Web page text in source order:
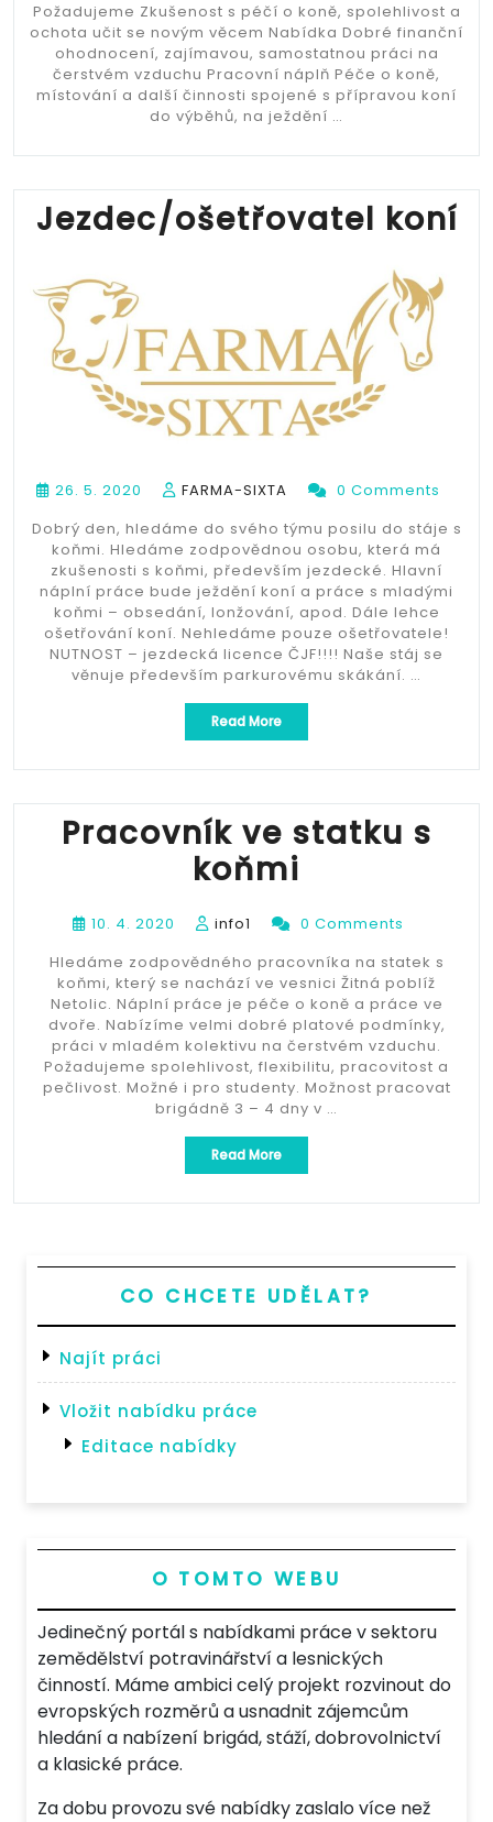
Požadujeme Zkušenost s péčí o koně, spolehlivost a
ochota učit se novým věcem Nabídka Dobré finanční
ohodnocení, zajímavou, samostatnou práci na
čerstvém vzduchu Pracovní náplň Péče o koně,
místování a další činnosti spojené s přípravou koní
do výběhů, na ježdění …
Jezdec/ošetřovatel koní
26. 5. 2020 FARMA-SIXTA
0 Comments
Dobrý den, hledáme do svého týmu posilu do stáje s
koňmi. Hledáme zodpovědnou osobu, která má
zkušenosti s koňmi, především jezdecké. Hlavní
náplní práce bude ježdění koní a práce s mladými
koňmi – obsedání, lonžování, apod. Dále lehce
ošetřování koní. Nehledáme pouze ošetřovatele!
NUTNOST – jezdecká licence ČJF!!!! Naše stáj se
věnuje především parkurovému skákání. …
Read More„Jezdec/ošetřovatel
koní“
Pracovník ve statku s
koňmi
10. 4. 2020 info1
0 Comments
Hledáme zodpovědného pracovníka na statek s
koňmi, který se nachází ve vesnici Žitná poblíž
Netolic. Náplní práce je péče o koně a práce ve
dvoře. Nabízíme velmi dobré platové podmínky,
práci v mladém kolektivu na čerstvém vzduchu.
Požadujeme spolehlivost, flexibilitu, pracovitost a
pečlivost. Možné i pro studenty. Možnost pracovat
brigádně 3 – 4 dny v …
Read More„Pracovník
ve
CO CHCETE UDĚLAT?
Najít práci
Vložit nabídku práce
Editace nabídky
O TOMTO WEBU
Jedinečný portál s nabídkami práce v sektoru
zemědělství potravinářství a lesnických
činností. Máme ambici celý projekt rozvinout do
evropských rozměrů a usnadnit zájemcům
hledání a nabízení brigád, stáží, dobrovolnictví
a klasické práce.
Za dobu provozu své nabídky zaslalo více než